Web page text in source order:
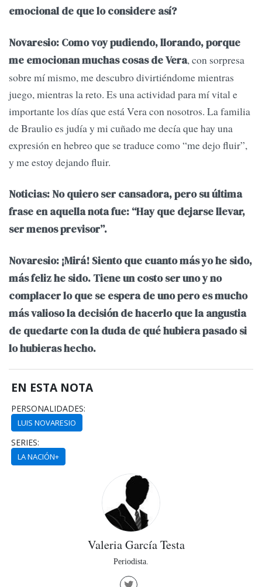
emocional de que lo considere así?
Novaresio: Como voy pudiendo, llorando, porque
me emocionan muchas cosas de Vera, con sorpresa
sobre mí mismo, me descubro divirtiéndome mientras
juego, mientras la reto. Es una actividad para mí vital e
importante los días que está Vera con nosotros. La familia
de Braulio es judía y mi cuñado me decía que hay una
expresión en hebreo que se traduce como “me dejo fluir”,
y me estoy dejando fluir.
Noticias: No quiero ser cansadora, pero su última
frase en aquella nota fue: “Hay que dejarse llevar,
ser menos previsor”.
Novaresio: ¡Mirá! Siento que cuanto más yo he sido,
más feliz he sido. Tiene un costo ser uno y no
complacer lo que se espera de uno pero es mucho
más valioso la decisión de hacerlo que la angustia
de quedarte con la duda de qué hubiera pasado si
lo hubieras hecho.
EN ESTA NOTA
PERSONALIDADES:
LUIS NOVARESIO
SERIES:
LA NACIÓN+
Valeria García Testa
Periodista.